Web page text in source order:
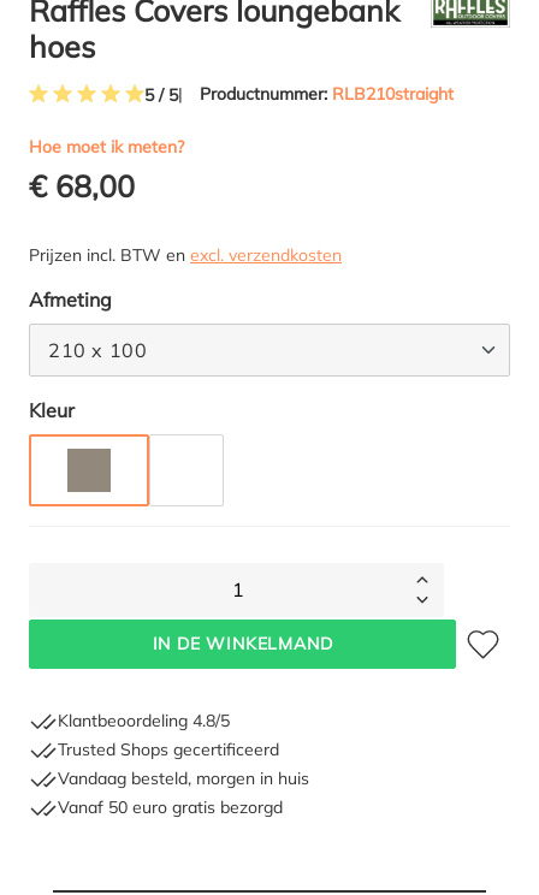
Raffles Covers loungebank
hoes
5 / 5 Productnummer: RLB210straight
Hoe moet ik meten?
€ 68,00
Prijzen incl. BTW en excl. verzendkosten
Selecteer
Afmeting
210 x 100
Selecteer
Kleur
1
IN DE WINKELMAND
Klantbeoordeling 4.8/5
Trusted Shops gecertificeerd
Vandaag besteld, morgen in huis
Vanaf 50 euro gratis bezorgd